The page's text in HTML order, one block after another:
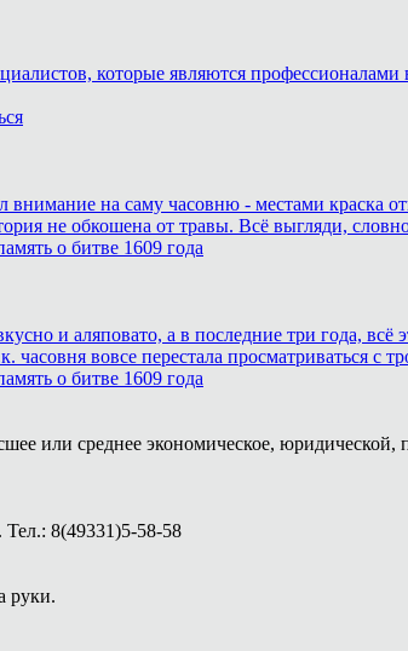
которые являются
на саму часовню - местами краска
не обкошена от травы. Всё выгляди,
о битве 1609 года
и аляповато, а в последние три года,
вовсе перестала просматриваться с
о битве 1609 года
или среднее экономическое,
8(49331)5-58-58
руки.